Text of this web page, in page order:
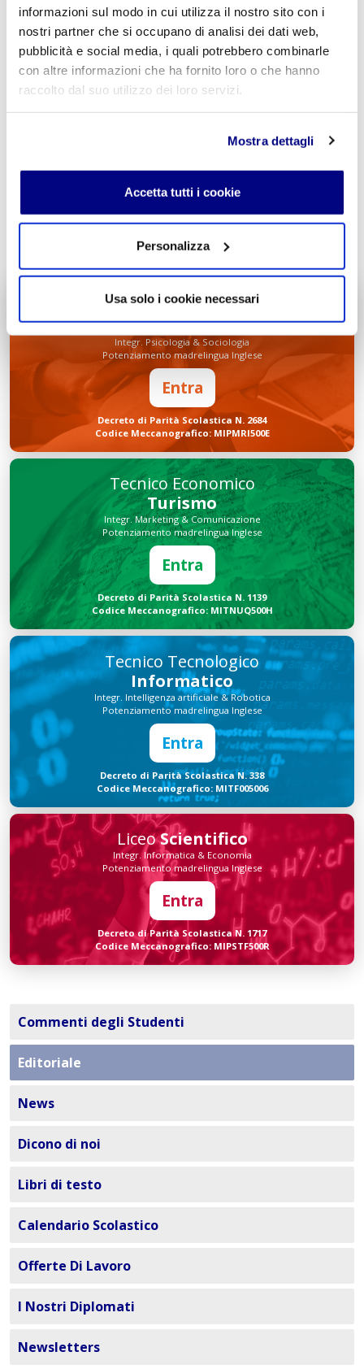
informazioni sul modo in cui utilizza il nostro sito con i
nostri partner che si occupano di analisi dei dati web,
pubblicità e social media, i quali potrebbero combinarle
con altre informazioni che ha fornito loro o che hanno
raccolto dal suo utilizzo dei loro servizi.
Mostra dettagli
Accetta tutti i cookie
Personalizza
Usa solo i cookie necessari
Acconsento al trattamento deidati personali
INVIA COMMENTO
Liceo delle Scienze Umane
Economico Sociale
Integr. Psicologia & Sociologia
Potenziamento madrelingua Inglese
Entra
Decreto di Parità Scolastica N. 2684
Codice Meccanografico: MIPMRI500E
Tecnico Economico
Turismo
Integr. Marketing & Comunicazione
Potenziamento madrelingua Inglese
Entra
Decreto di Parità Scolastica N. 1139
Codice Meccanografico: MITNUQ500H
Tecnico Tecnologico
Informatico
Integr. Intelligenza artificiale & Robotica
Potenziamento madrelingua Inglese
Entra
Decreto di Parità Scolastica N. 338
Codice Meccanografico: MITF005006
LiceoScientifico
Integr. Informatica & Economia
Potenziamento madrelingua Inglese
Entra
Decreto di Parità Scolastica N. 1717
Codice Meccanografico: MIPSTF500R
Commenti degli Studenti
Editoriale
News
Dicono di noi
Libri di testo
Calendario Scolastico
Offerte Di Lavoro
I Nostri Diplomati
Newsletters